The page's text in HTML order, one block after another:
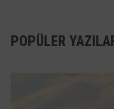
POPÜLER